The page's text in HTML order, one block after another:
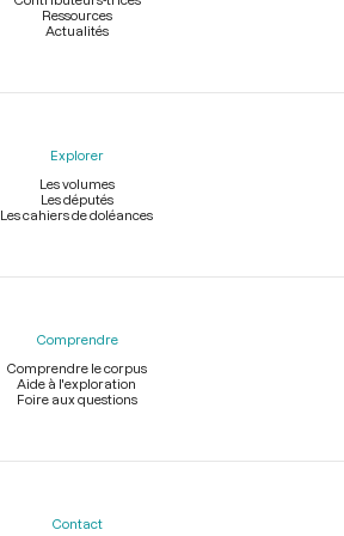
Ressources
Actualités
Explorer
Les volumes
Les députés
Les cahiers de doléances
Comprendre
Comprendre le corpus
Aide à l'exploration
Foire aux questions
Contact